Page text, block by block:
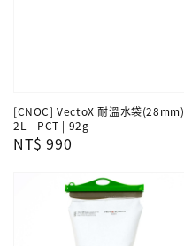
[CNOC] VectoX 耐溫水袋(28mm)
2L - PCT | 92g
Regular
NT$ 990